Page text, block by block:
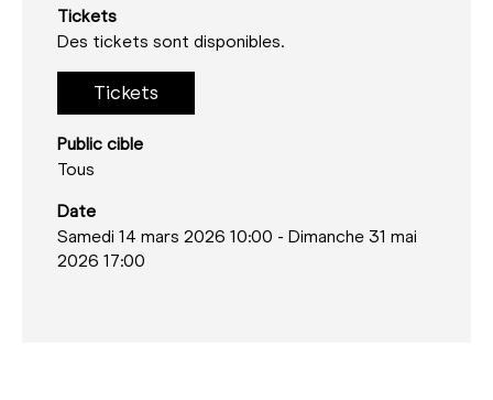
Tickets
Des tickets sont disponibles.
Tickets
Public cible
Tous
Date
Samedi 14 mars 2026 10:00 - Dimanche 31 mai
2026 17:00